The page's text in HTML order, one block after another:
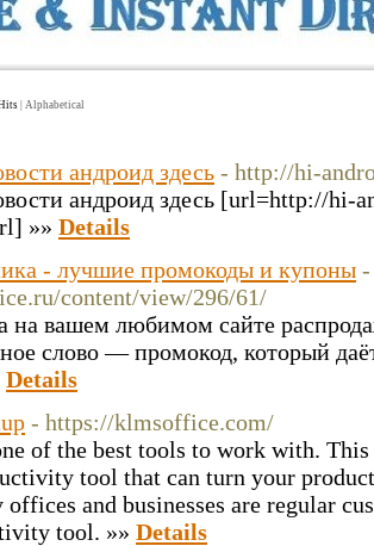
Alphabetical
андроид здесь - http://hi-
андроид здесь [url=http://hi-
»» Details
- лучшие промокоды и купоны -
content/view/296/61/
на вашем любимом сайте
слово — промокод, который
Details
- https://klmsoffice.com/
of the best tools to work with. This
tool that can turn your
and businesses are regular
tool. »» Details